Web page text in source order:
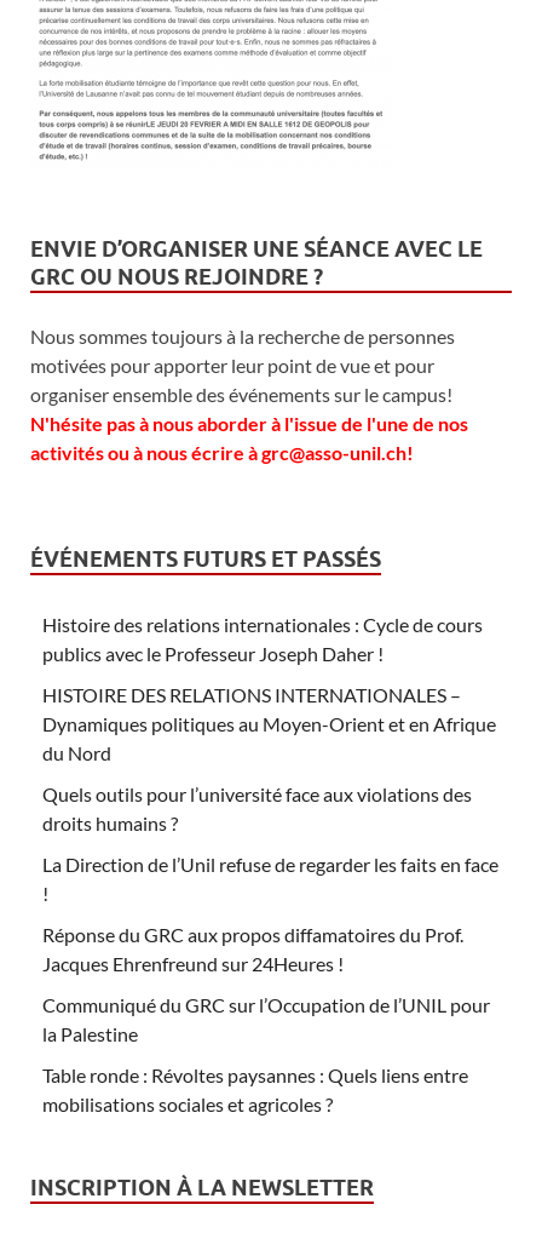
ENVIE D’ORGANISER UNE SÉANCE AVEC LE
GRC OU NOUS REJOINDRE ?
Nous sommes toujours à la recherche de personnes
motivées pour apporter leur point de vue et pour
organiser ensemble des événements sur le campus!
N'hésite pas à nous aborder à l'issue de l'une de nos
activités ou à nous écrire à grc@asso-unil.ch!
ÉVÉNEMENTS FUTURS ET PASSÉS
Histoire des relations internationales : Cycle de cours
publics avec le Professeur Joseph Daher !
HISTOIRE DES RELATIONS INTERNATIONALES –
Dynamiques politiques au Moyen-Orient et en Afrique
du Nord
Quels outils pour l’université face aux violations des
droits humains ?
La Direction de l’Unil refuse de regarder les faits en face
!
Réponse du GRC aux propos diffamatoires du Prof.
Jacques Ehrenfreund sur 24Heures !
Communiqué du GRC sur l’Occupation de l’UNIL pour
la Palestine
Table ronde : Révoltes paysannes : Quels liens entre
mobilisations sociales et agricoles ?
INSCRIPTION À LA NEWSLETTER